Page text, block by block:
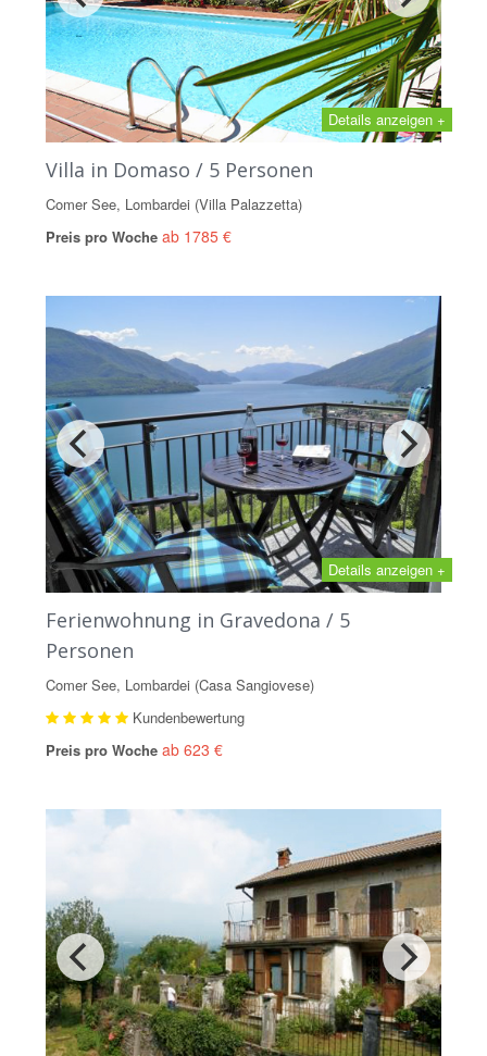
Details anzeigen +
Villa in Domaso / 5 Personen
Comer See, Lombardei (Villa Palazzetta)
Preis pro Woche ab 1785 €
Details anzeigen +
Ferienwohnung in Gravedona / 5
Personen
Comer See, Lombardei (Casa Sangiovese)
Kundenbewertung
Preis pro Woche ab 623 €